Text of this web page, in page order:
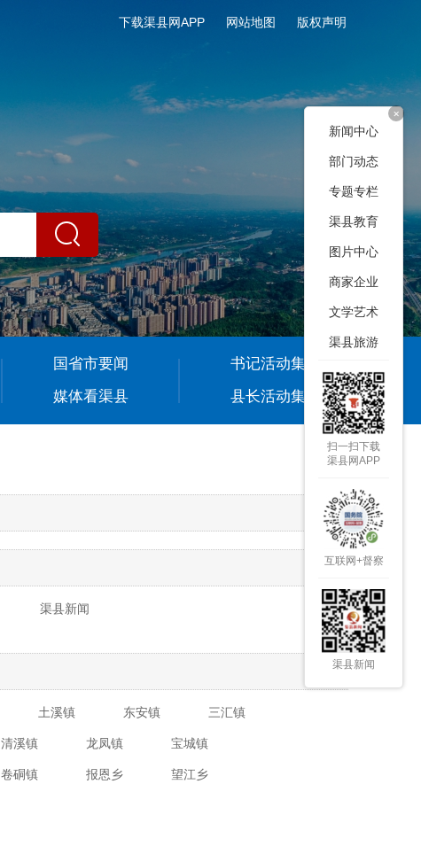
下载渠县网APP 网站地图 版权声明
国省市要闻
书记活动集
媒体看渠县 县长活动集
渠县新闻
土溪镇 东安镇 三汇镇
清溪镇 龙凤镇 宝城镇
卷硐镇 报恩乡 望江乡
+
新闻中心
部门动态
专题专栏
渠县教育
图片中心
商家企业
文学艺术
渠县旅游
扫一扫下载
渠县网APP
互联网+督察
渠县新闻